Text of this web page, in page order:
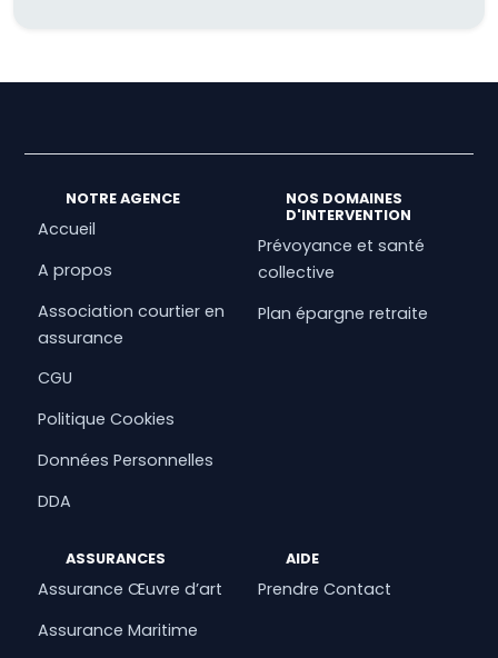
NOTRE AGENCE
Accueil
A propos
Association courtier en
assurance
CGU
Politique Cookies
Données Personnelles
DDA
NOS DOMAINES
D'INTERVENTION
Prévoyance et santé
collective
Plan épargne retraite
ASSURANCES
Assurance Œuvre d’art
Assurance Maritime
AIDE
Prendre Contact